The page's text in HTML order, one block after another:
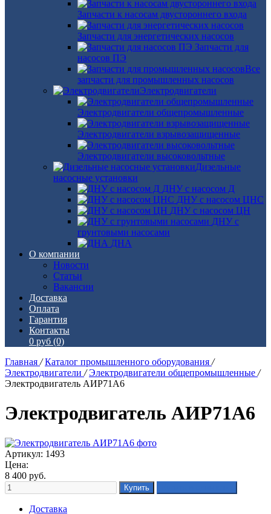
Запчасти к насосам двустороннего входа
Запчасти для энергетических насосов
Запчасти для
насосов ПЭ
Все
запчасти для промышленных насосов
Электродвигатели
Электродвигатели общепромышленные
Электродвигатели взрывозащищенные
Электродвигатели высоковольтные
Дизельные
насосные установки
ДНУ с насосом Д
ДНУ с насосом ЦНС
ДНУ с насосом ЦН
ДНУ с
грунтовыми насосами
ДНА
О компании
Новости
Статьи
Вакансии
Доставка
Оплата
Гарантия
Контакты
0 руб (0)
Главная / Каталог промышленного оборудования /
Электродвигатели / Электродвигатели общепромышленные /
Электродвигатель АИР71А6
Электродвигатель АИР71А6
Артикул: 1493
Цена:
8 400 руб.
Доставка